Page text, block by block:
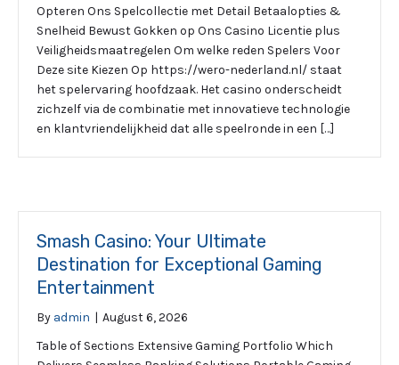
Opteren Ons Spelcollectie met Detail Betaalopties &
Snelheid Bewust Gokken op Ons Casino Licentie plus
Veiligheidsmaatregelen Om welke reden Spelers Voor
Deze site Kiezen Op https://wero-nederland.nl/ staat
het spelervaring hoofdzaak. Het casino onderscheidt
zichzelf via de combinatie met innovatieve technologie
en klantvriendelijkheid dat alle speelronde in een […]
Smash Casino: Your Ultimate
Destination for Exceptional Gaming
Entertainment
By admin | August 6, 2026
Table of Sections Extensive Gaming Portfolio Which